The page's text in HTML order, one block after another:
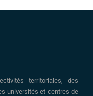
territoriales, des
universités et centres de